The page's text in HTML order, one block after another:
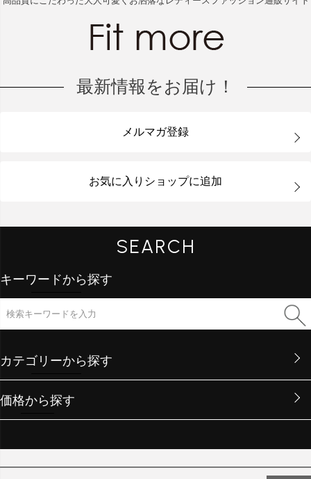
最新情報をお届け！
メルマガ登録
お気に入りショップに追加
SEARCH
キーワードから探す
カテゴリーから探す
価格から探す